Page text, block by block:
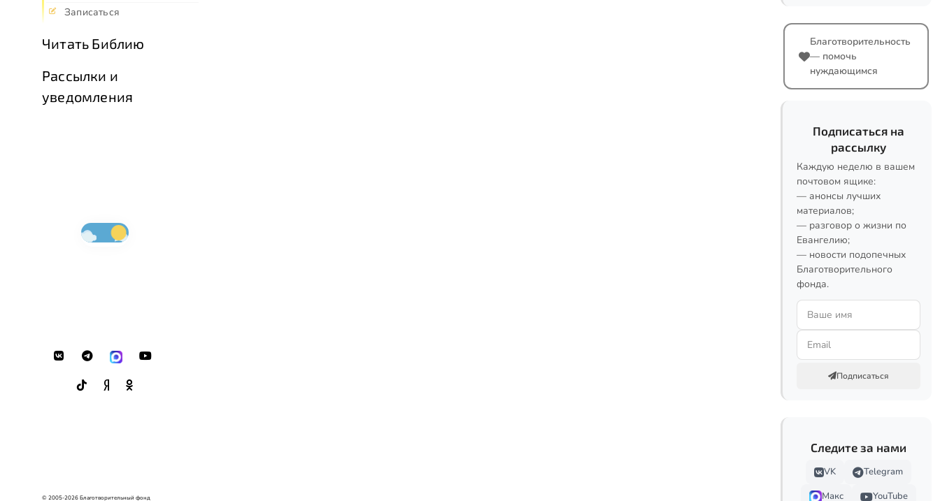
Записаться
Читать Библию
Рассылки и
уведомления
© 2005-2026 Благотворительный фонд
Благотворительность
— помочь
нуждающимся
Подписаться на
рассылку
Каждую неделю в вашем
почтовом ящике:
— анонсы лучших
материалов;
— разговор о жизни по
Евангелию;
— новости подопечных
Благотворительного
фонда.
Подписаться
Следите за нами
VK
Telegram
Макс
YouTube